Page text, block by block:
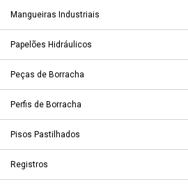
Mangueiras Industriais
Papelões Hidráulicos
Peças de Borracha
Perfis de Borracha
Pisos Pastilhados
Registros